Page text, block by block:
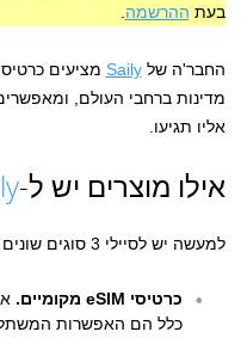
בעת ההרשמה
החבר'ה שלSaily
מדינות ברחבי העולם,
אליו תגיעו.
אילו מוצרים יש ל-
למעשה יש לסיילי 3 סוגים שונים של כרטיסי איסים.
כרטיסי eSIM מקומיים.
כלל הם האפשרות